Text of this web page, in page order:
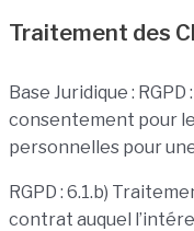
Traitement des
Base Juridique : RGPD
consentement pour
personnelles pour
RGPD : 6.1.b)
contrat auquel